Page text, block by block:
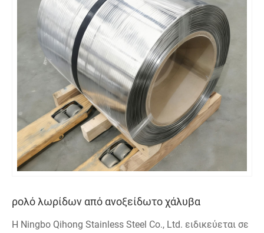
ρολό λωρίδων από ανοξείδωτο χάλυβα
Η Ningbo Qihong Stainless Steel Co., Ltd. ειδικεύεται σε